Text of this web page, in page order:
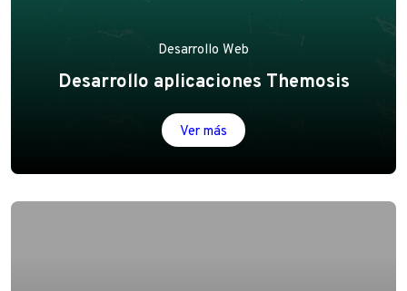
Desarrollo Web
Desarrollo aplicaciones Themosis
Ver más